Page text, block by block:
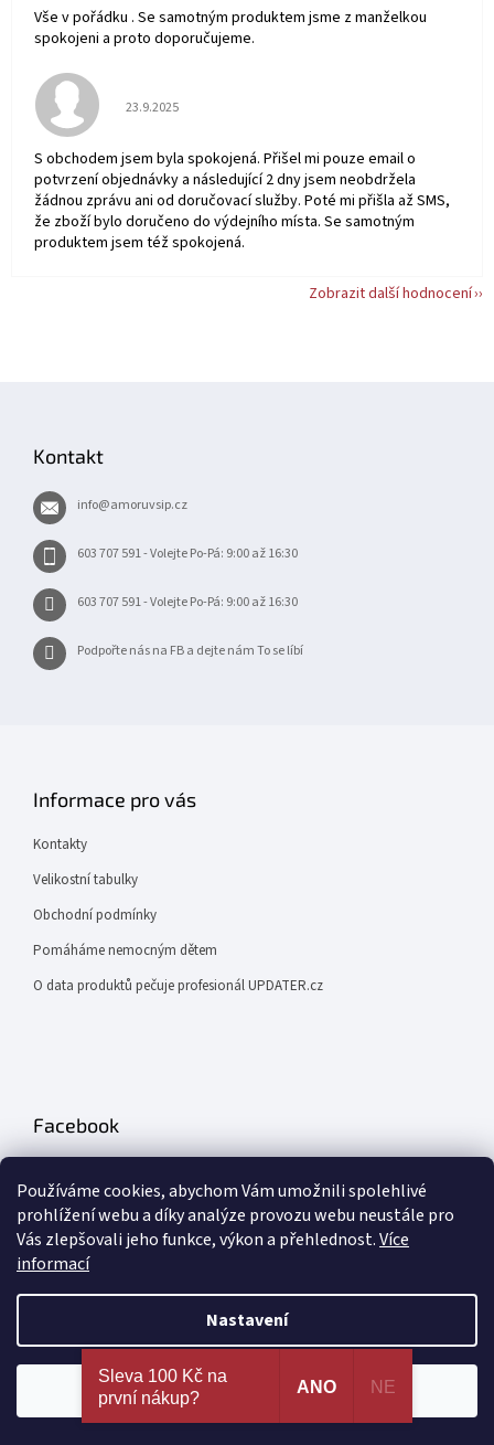
Používáme cookies, abychom Vám umožnili spolehlivé
prohlížení webu a díky analýze provozu webu neustále pro
Vás zlepšovali jeho funkce, výkon a přehlednost.Více
informací
Nastavení
Nejširší výběr erotických pomůcek a sexy prádla na
jednom místě. 100% spokojenost dle recenzí
ověřených zákazníků!
Vše v pořádku . Se samotným produktem jsme z manželkou
spokojeni a proto doporučujeme.
Hodnocení obchodu je 5 z 5 hvězdiček.
23.9.2025
S obchodem jsem byla spokojená. Přišel mi pouze email o
potvrzení objednávky a následující 2 dny jsem neobdržela
žádnou zprávu ani od doručovací služby. Poté mi přišla až SMS,
že zboží bylo doručeno do výdejního místa. Se samotným
produktem jsem též spokojená.
Zobrazit další hodnocení
Kontakt
info@amoruvsip.cz
603 707 591 - Volejte Po-Pá: 9:00 až 16:30
603 707 591 - Volejte Po-Pá: 9:00 až 16:30
Podpořte nás na FB a dejte nám To se líbí
Informace pro vás
Kontakty
Velikostní tabulky
Obchodní podmínky
Pomáháme nemocným dětem
O data produktů pečuje profesionál UPDATER.cz
Facebook
Odebírat newsletter
produktech na našem e-shopu.
Sleva 100 Kč na
první nákup?
ANO NE